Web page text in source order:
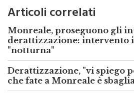
Articoli correlati
Monreale, proseguono gli
derattizzazione: intervento
"notturna"
Derattizzazione, "vi spiego
che fate a Monreale è